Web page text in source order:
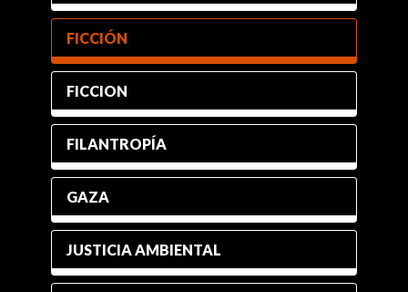
FICCIÓN
FICCION
FILANTROPÍA
GAZA
JUSTICIA AMBIENTAL